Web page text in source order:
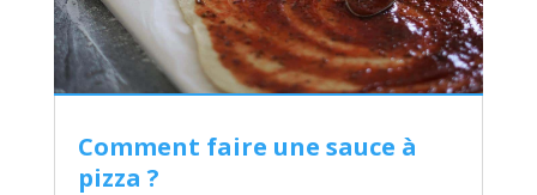
Comment faire une sauce à
pizza ?